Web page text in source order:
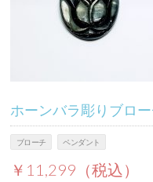
ホーンバラ彫りブロ
ブローチ ペンダント
￥11,299（税込）